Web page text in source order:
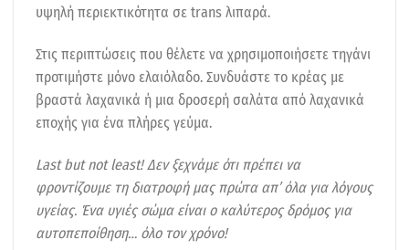
υψηλή περιεκτικότητα σε trans λιπαρά.
Στις περιπτώσεις που θέλετε να χρησιμοποιήσετε τηγάνι
προτιμήστε μόνο ελαιόλαδο. Συνδυάστε το κρέας με
βραστά λαχανικά ή μια δροσερή σαλάτα από λαχανικά
εποχής για ένα πλήρες γεύμα.
Last but not least! Δεν ξεχνάμε ότι πρέπει να
φροντίζουμε τη διατροφή μας πρώτα απ’ όλα για λόγους
υγείας. Ένα υγιές σώμα είναι ο καλύτερος δρόμος για
αυτοπεποίθηση… όλο τον χρόνο!